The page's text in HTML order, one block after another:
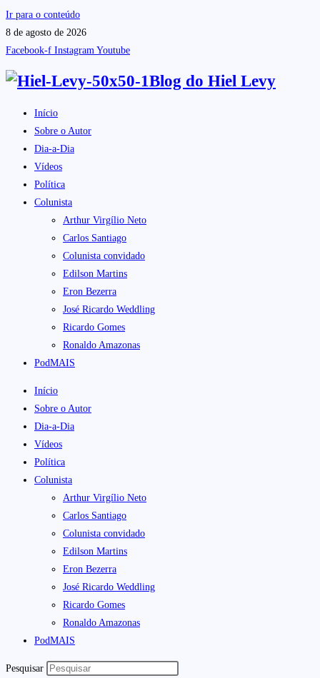
Ir para o conteúdo
8 de agosto de 2026
Facebook-f Instagram Youtube
Blog do Hiel Levy
Início
Sobre o Autor
Dia-a-Dia
Vídeos
Política
Colunista
Arthur Virgílio Neto
Carlos Santiago
Colunista convidado
Edilson Martins
Eron Bezerra
José Ricardo Weddling
Ricardo Gomes
Ronaldo Amazonas
PodMAIS
Início
Sobre o Autor
Dia-a-Dia
Vídeos
Política
Colunista
Arthur Virgílio Neto
Carlos Santiago
Colunista convidado
Edilson Martins
Eron Bezerra
José Ricardo Weddling
Ricardo Gomes
Ronaldo Amazonas
PodMAIS
Pesquisar